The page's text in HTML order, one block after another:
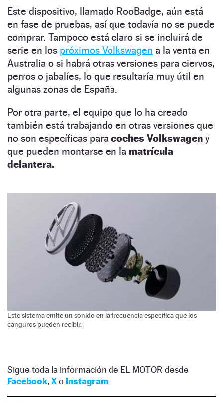
Este dispositivo, llamado RooBadge, aún está
en fase de pruebas, así que todavía no se puede
comprar. Tampoco está claro si se incluirá de
serie en los próximos Volkswagen a la venta en
Australia o si habrá otras versiones para ciervos,
perros o jabalíes, lo que resultaría muy útil en
algunas zonas de España.
Por otra parte, el equipo que lo ha creado
también está trabajando en otras versiones que
no son específicas para coches Volkswagen y
que pueden montarse en la matrícula
delantera.
Este sistema emite un sonido en la frecuencia específica que los
canguros pueden recibir.
Sigue toda la información de EL MOTOR desde
Facebook, Xo Instagram